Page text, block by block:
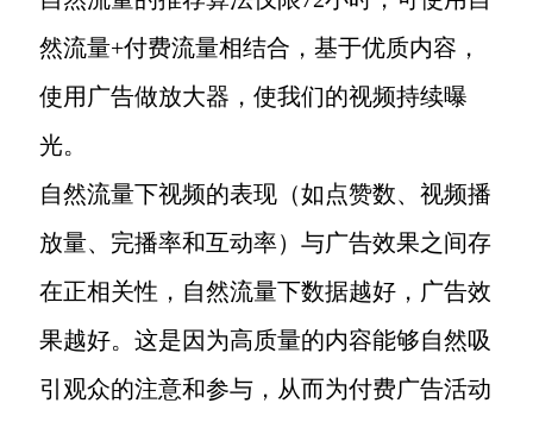
然流量+付费流量相结合，基于优质内容，
使用广告做放大器，使我们的视频持续曝
光。
自然流量下视频的表现（如点赞数、视频播
放量、完播率和互动率）与广告效果之间存
在正相关性，自然流量下数据越好，广告效
果越好。这是因为高质量的内容能够自然吸
引观众的注意和参与，从而为付费广告活动